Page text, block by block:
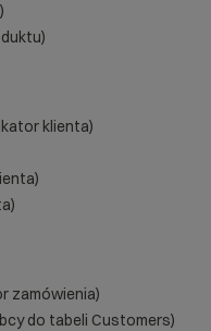
klienta)
zamówienia)
do tabeli Customers)